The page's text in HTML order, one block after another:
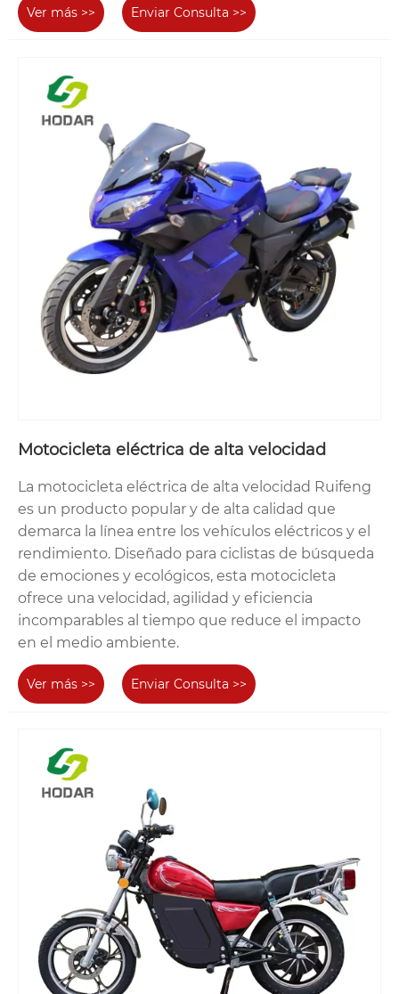
Ver más >> Enviar Consulta >>
Motocicleta eléctrica de alta velocidad
La motocicleta eléctrica de alta velocidad Ruifeng
es un producto popular y de alta calidad que
demarca la línea entre los vehículos eléctricos y el
rendimiento. Diseñado para ciclistas de búsqueda
de emociones y ecológicos, esta motocicleta
ofrece una velocidad, agilidad y eficiencia
incomparables al tiempo que reduce el impacto
en el medio ambiente.
Ver más >> Enviar Consulta >>